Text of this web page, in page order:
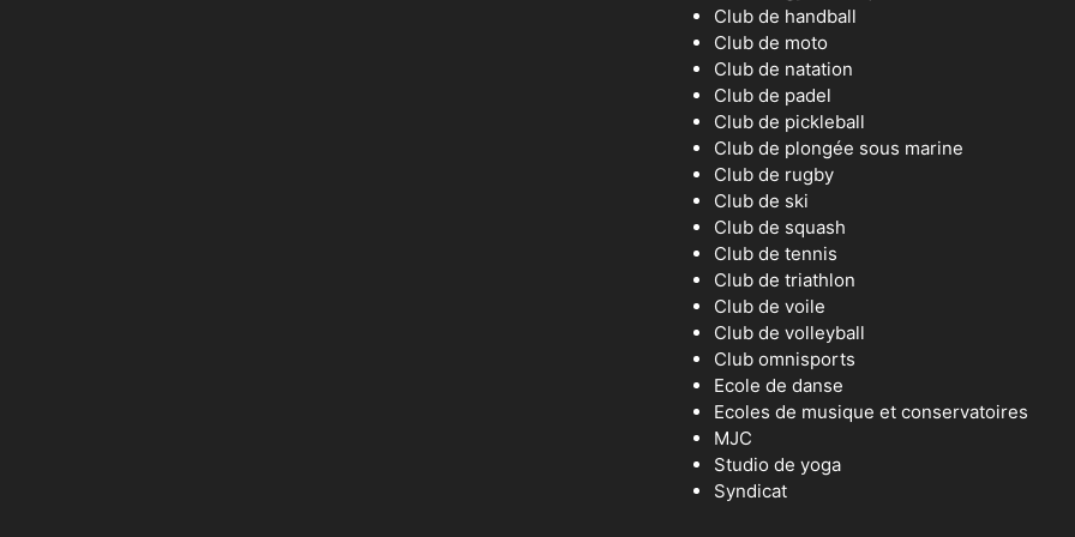
Club de handball
Club de moto
Club de natation
Club de padel
Club de pickleball
Club de plongée sous marine
Club de rugby
Club de ski
Club de squash
Club de tennis
Club de triathlon
Club de voile
Club de volleyball
Club omnisports
Ecole de danse
Ecoles de musique et conservatoires
MJC
Studio de yoga
Syndicat